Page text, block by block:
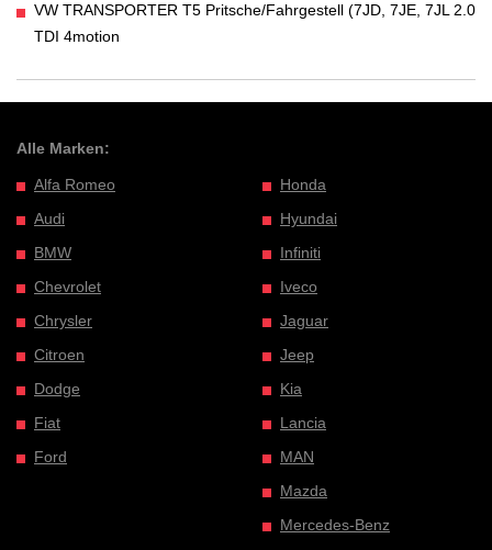
VW TRANSPORTER T5 Pritsche/Fahrgestell (7JD, 7JE, 7JL 2.0
TDI 4motion
Alle Marken:
Alfa Romeo
Audi
BMW
Chevrolet
Chrysler
Citroen
Dodge
Fiat
Ford
Honda
Hyundai
Infiniti
Iveco
Jaguar
Jeep
Kia
Lancia
MAN
Mazda
Mercedes-Benz